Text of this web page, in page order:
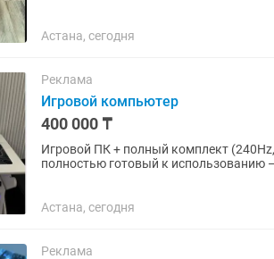
Астана, сегодня
Реклама
Игровой компьютер
400 000 ₸
Игровой ПК + полный комплект (240Hz, HyperX, RTX 4060)
полностью готовый к использованию
Астана, сегодня
Реклама